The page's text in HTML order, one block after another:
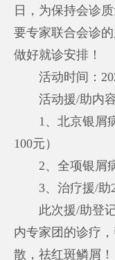
日，为保持会诊
要专家联合会诊
做好就诊安排！
活动时间：
活动援/助内容
1、北京银屑病
100元）
2、全项银屑病
3、治疗援/助
此次援/助登记
内专家团的诊疗
散，祛红斑鳞屑！